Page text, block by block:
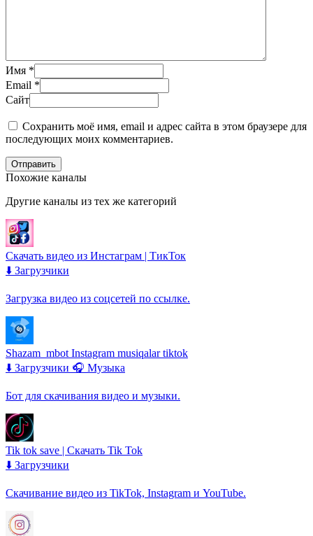
Имя *
Email *
Сайт
Сохранить моё имя, email и адрес сайта в этом браузере для
последующих моих комментариев.
Отправить
Похожие каналы
Другие каналы из тех же категорий
Скачать видео из Инстаграм | ТикТок
⬇️ Загрузчики
Загрузка видео из соцсетей по ссылке.
Shazam_mbot Instagram musiqalar tiktok
⬇️ Загрузчики 🎧 Музыка
Бот для скачивания видео и музыки.
Tik tok save | Скачать Tik Tok
⬇️ Загрузчики
Скачивание видео из TikTok, Instagram и YouTube.